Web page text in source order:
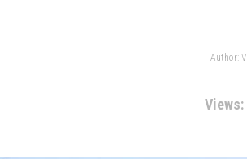
Author:
Views: